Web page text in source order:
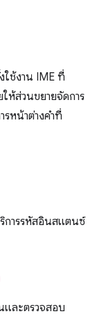
ใช้งาน IME ที่
ห้ส่วนขยายจัดการ
หน้าต่างคำที่
การรหัสอินสแตนซ์
และตรวจสอบ